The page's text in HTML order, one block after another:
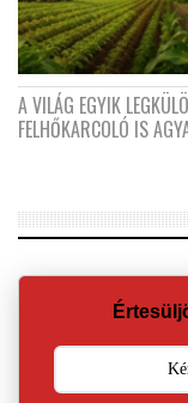
A VILÁG EGYIK
FELHŐKARCOLÓ IS